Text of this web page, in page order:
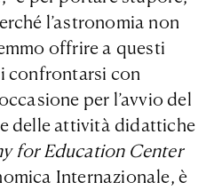
l’astronomia non
offrire a questi
confrontarsi con
per l’avvio del
delle attività didattiche
for Education Center
Internazionale, è